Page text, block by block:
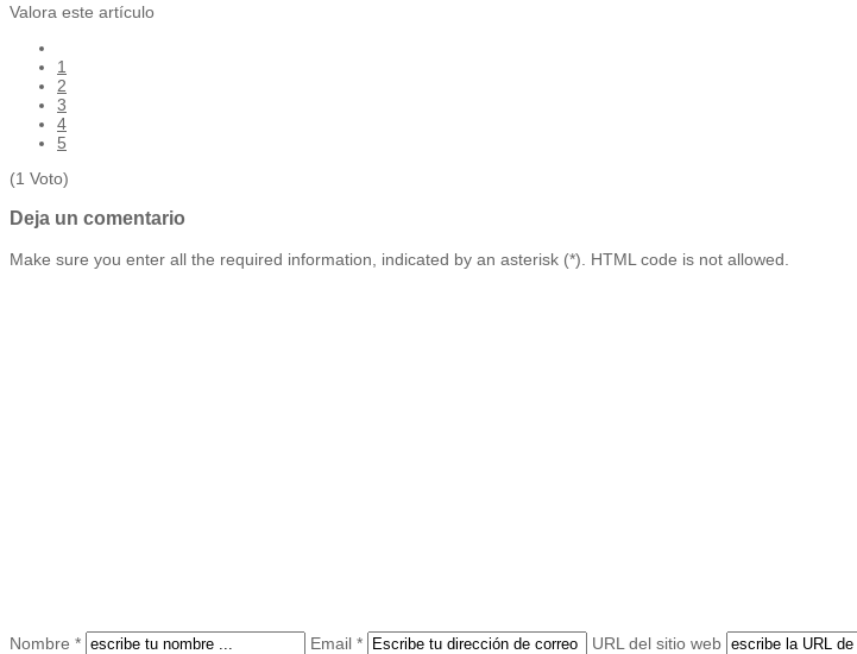
Valora este artículo
1
2
3
4
5
(1 Voto)
Deja un comentario
Make sure you enter all the required information, indicated by an asterisk (*). HTML code is not allowed.
Nombre * Email * URL del sitio web